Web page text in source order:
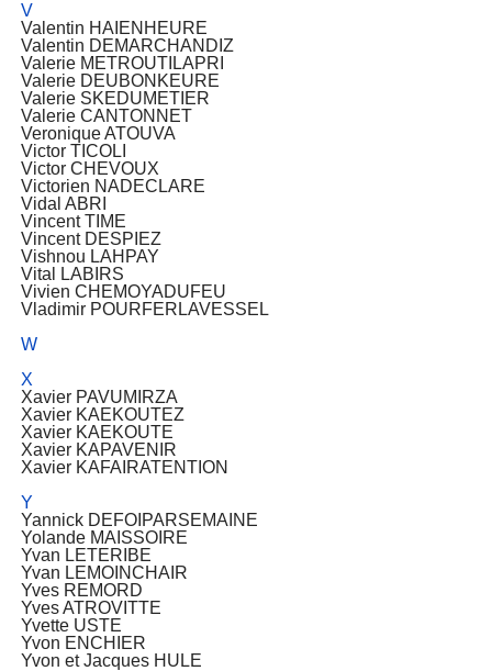
V
Valentin HAIENHEURE
Valentin DEMARCHANDIZ
Valerie METROUTILAPRI
Valerie DEUBONKEURE
Valerie SKEDUMETIER
Valerie CANTONNET
Veronique ATOUVA
Victor TICOLI
Victor CHEVOUX
Victorien NADECLARE
Vidal ABRI
Vincent TIME
Vincent DESPIEZ
Vishnou LAHPAY
Vital LABIRS
Vivien CHEMOYADUFEU
Vladimir POURFERLAVESSEL
W
X
Xavier PAVUMIRZA
Xavier KAEKOUTEZ
Xavier KAEKOUTE
Xavier KAPAVENIR
Xavier KAFAIRATENTION
Y
Yannick DEFOIPARSEMAINE
Yolande MAISSOIRE
Yvan LETERIBE
Yvan LEMOINCHAIR
Yves REMORD
Yves ATROVITTE
Yvette USTE
Yvon ENCHIER
Yvon et Jacques HULE